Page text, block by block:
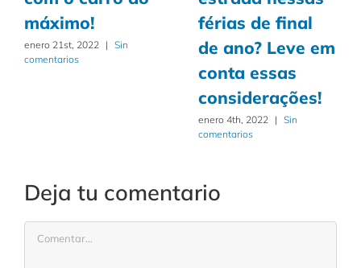
máximo!
enero 21st, 2022 | Sin
comentarios
férias de final
de ano? Leve em
conta essas
considerações!
enero 4th, 2022 | Sin
comentarios
Deja tu comentario
Comentar